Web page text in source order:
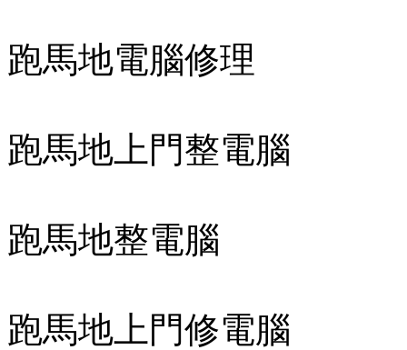
跑馬地電腦修理
跑馬地上門整電腦
跑馬地整電腦
跑馬地上門修電腦